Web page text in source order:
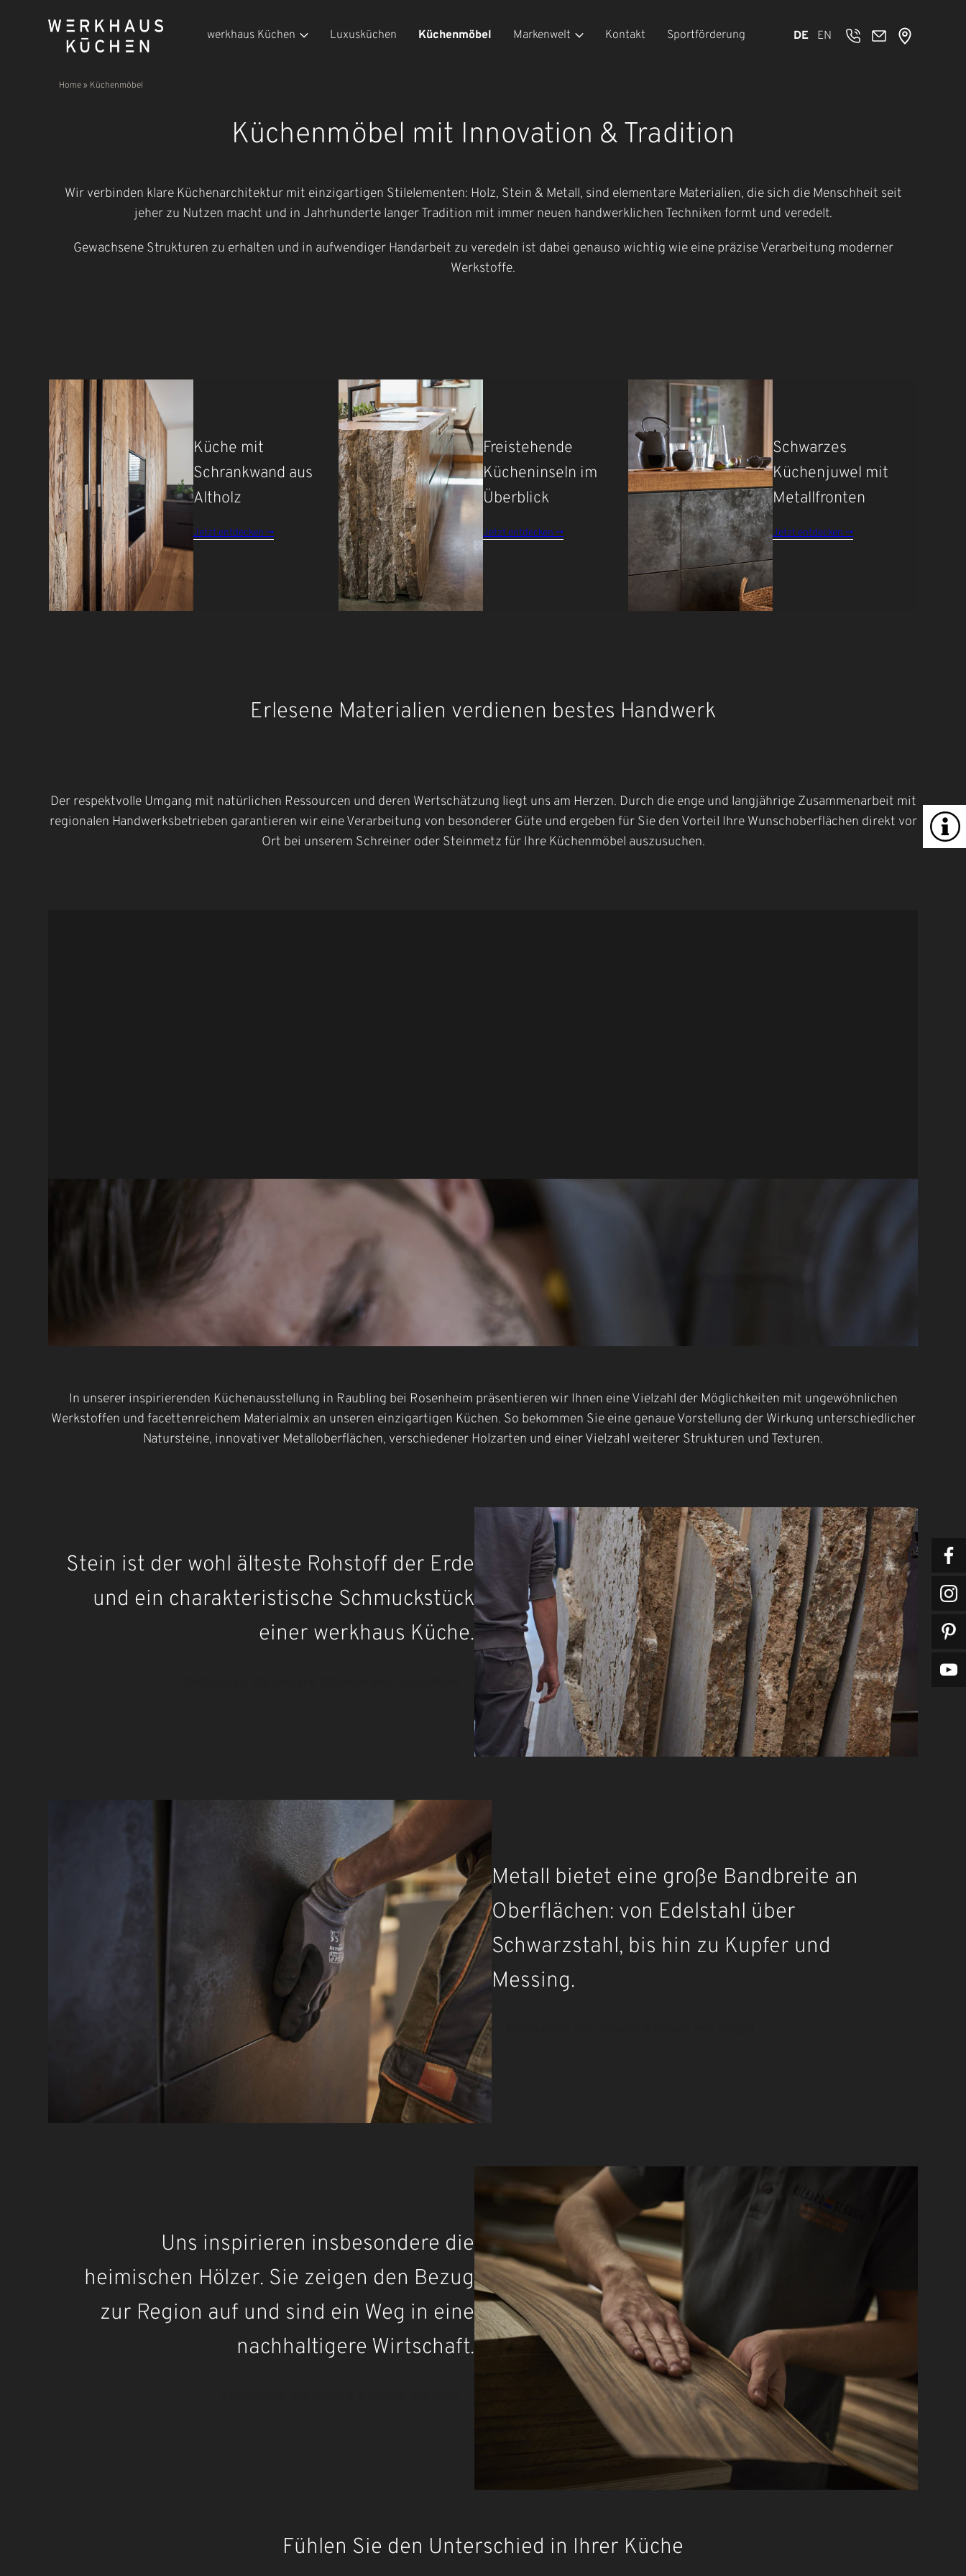
werkhaus Küchen Luxusküchen Küchenmöbel Markenwelt Kontakt Sportförderung DE EN
Home» Küchenmöbel
Küchenmöbel mit Innovation & Tradition
Wir verbinden klare Küchenarchitektur mit einzigartigen Stilelementen: Holz, Stein & Metall, sind elementare Materialien, die sich die Menschheit seit
jeher zu Nutzen macht und in Jahrhunderte langer Tradition mit immer neuen handwerklichen Techniken formt und veredelt.
Gewachsene Strukturen zu erhalten und in aufwendiger Handarbeit zu veredeln ist dabei genauso wichtig wie eine präzise Verarbeitung moderner
Werkstoffe.
Küche mit
Schrankwand aus
Altholz
Jetzt entdecken ->
Freistehende
Kücheninseln im
Überblick
Jetzt entdecken ->
Schwarzes
Küchenjuwel mit
Metallfronten
Jetzt entdecken ->
Erlesene Materialien verdienen bestes Handwerk
Der respektvolle Umgang mit natürlichen Ressourcen und deren Wertschätzung liegt uns am Herzen. Durch die enge und langjährige Zusammenarbeit mit
regionalen Handwerksbetrieben garantieren wir eine Verarbeitung von besonderer Güte und ergeben für Sie den Vorteil Ihre Wunschoberflächen direkt vor
Ort bei unserem Schreiner oder Steinmetz für Ihre Küchenmöbel auszusuchen.
In unserer inspirierenden Küchenausstellung in Raubling bei Rosenheim präsentieren wir Ihnen eine Vielzahl der Möglichkeiten mit ungewöhnlichen
Werkstoffen und facettenreichem Materialmix an unseren einzigartigen Küchen. So bekommen Sie eine genaue Vorstellung der Wirkung unterschiedlicher
Natursteine, innovativer Metalloberflächen, verschiedener Holzarten und einer Vielzahl weiterer Strukturen und Texturen.
Stein ist der wohl älteste Rohstoff der Erde
und ein charakteristische Schmuckstück
einer werkhaus Küche.
Metall bietet eine große Bandbreite an
Oberflächen: von Edelstahl über
Schwarzstahl, bis hin zu Kupfer und
Messing.
Uns inspirieren insbesondere die
heimischen Hölzer. Sie zeigen den Bezug
zur Region auf und sind ein Weg in eine
nachhaltigere Wirtschaft.
Fühlen Sie den Unterschied in Ihrer Küche